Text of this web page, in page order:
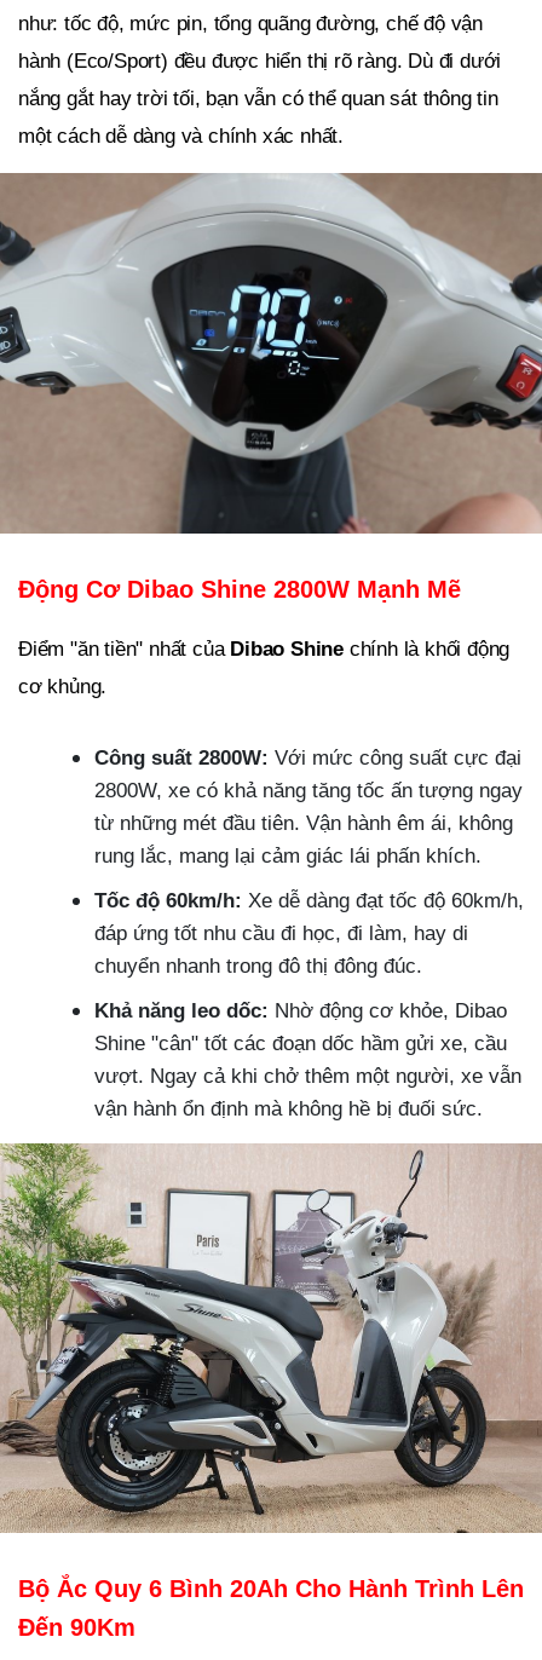
như: tốc độ, mức pin, tổng quãng đường, chế độ vận
hành (Eco/Sport) đều được hiển thị rõ ràng. Dù đi dưới
nắng gắt hay trời tối, bạn vẫn có thể quan sát thông tin
một cách dễ dàng và chính xác nhất.
Động Cơ Dibao Shine 2800W Mạnh Mẽ
Điểm "ăn tiền" nhất của Dibao Shine chính là khối động
cơ khủng.
Công suất 2800W: Với mức công suất cực đại
2800W, xe có khả năng tăng tốc ấn tượng ngay
từ những mét đầu tiên. Vận hành êm ái, không
rung lắc, mang lại cảm giác lái phấn khích.
Tốc độ 60km/h: Xe dễ dàng đạt tốc độ 60km/h,
đáp ứng tốt nhu cầu đi học, đi làm, hay di
chuyển nhanh trong đô thị đông đúc.
Khả năng leo dốc: Nhờ động cơ khỏe, Dibao
Shine "cân" tốt các đoạn dốc hầm gửi xe, cầu
vượt. Ngay cả khi chở thêm một người, xe vẫn
vận hành ổn định mà không hề bị đuối sức.
Bộ Ắc Quy 6 Bình 20Ah Cho Hành Trình Lên
Đến 90Km